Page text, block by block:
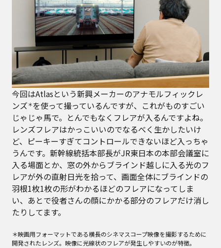
今回はAtlasという新興メーカーのアナモルフィックレ
ンズ ＊を使って撮っているんですが、これがものすごい
じゃじゃ馬で。とんでもなくフレアが入るんですよね。
レンズフレアはかっこいいのでなるべく生かしたいけ
ど、ピーキーすぎてコントロールできないほど入っちゃ
うんです。新幹線統括本部長がJR東日本の本部会議室に
入る場面とか、窓の外からブラインド越しに入る光のフ
レアが外の直射日光を拾って、画面全体にブラインドの
羽根1枚1枚の形がわかるほどのフレアになってしま
い、あとで役者さんの顔にかかる部分のフレアだけ消し
たりしてます。
＊映画用フォーマットである横長のシネマスコープ映像を撮影するために
開発されたレンズ。映像に光線状のフレアが発生しやすいのが特徴。